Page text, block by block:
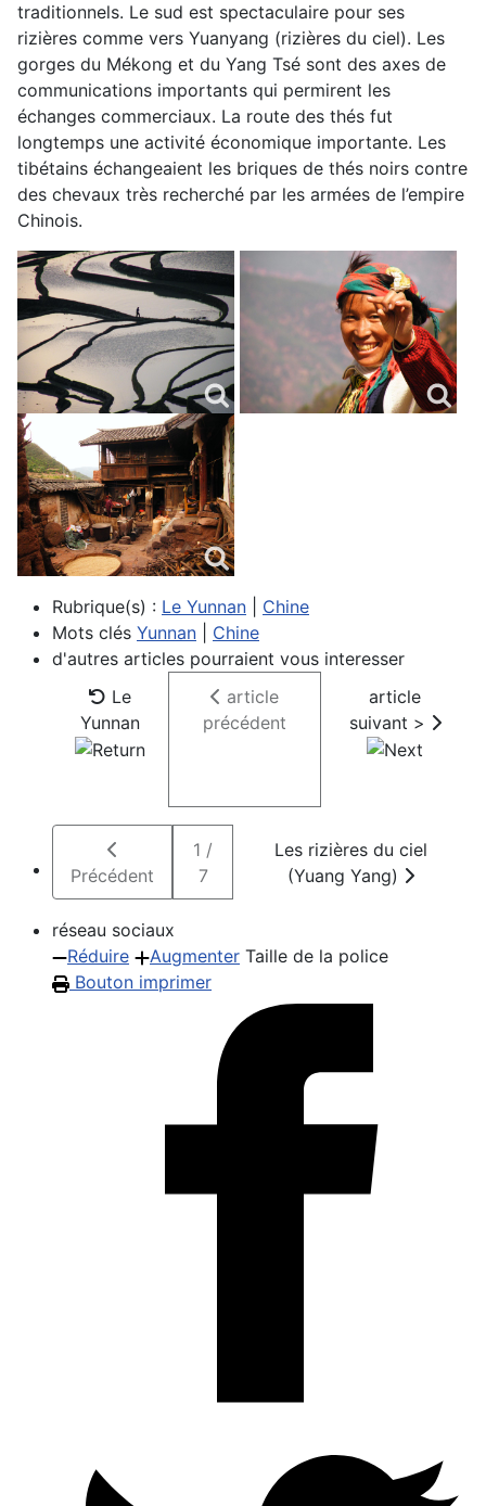
traditionnels. Le sud est spectaculaire pour ses
rizières comme vers Yuanyang (rizières du ciel). Les
gorges du Mékong et du Yang Tsé sont des axes de
communications importants qui permirent les
échanges commerciaux. La route des thés fut
longtemps une activité économique importante. Les
tibétains échangeaient les briques de thés noirs contre
des chevaux très recherché par les armées de l’empire
Chinois.
Rubrique(s) : Le Yunnan
Chine
Mots clés Yunnan
Chine
d'autres articles pourraient vous interesser
Le
Yunnan
article
précédent
article
suivant >
Précédent
1 /
7
Les rizières du ciel
(Yuang Yang)
réseau sociaux
Réduire
Augmenter Taille de la police
Bouton imprimer